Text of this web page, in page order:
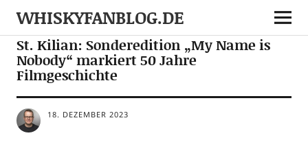
WHISKYFANBLOG.DE
NEWS NOTES
St. Kilian: Sonderedition „My Name is
Nobody“ markiert 50 Jahre
Filmgeschichte
18. DEZEMBER 2023